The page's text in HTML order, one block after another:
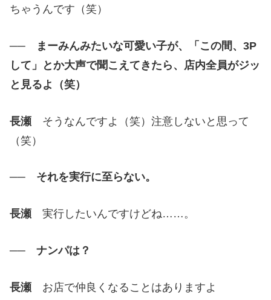
ちゃうんです（笑）
── まーみんみたいな可愛い子が、「この間、3P
して」とか大声で聞こえてきたら、店内全員がジッ
と見るよ（笑）
長瀬 そうなんですよ（笑）注意しないと思って
（笑）
── それを実行に至らない。
長瀬 実行したいんですけどね……。
── ナンパは？
長瀬 お店で仲良くなることはありますよ